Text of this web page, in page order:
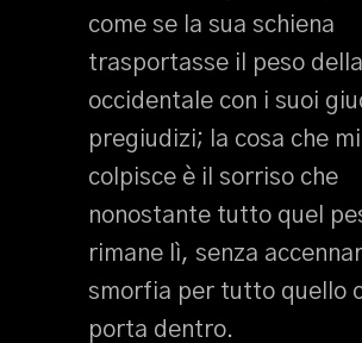
come se la sua schiena
trasportasse il peso
occidentale con i suoi
pregiudizi; la cosa che mi
colpisce è il sorriso che
nonostante tutto quel
rimane lì, senza
smorfia per tutto quello
porta dentro.